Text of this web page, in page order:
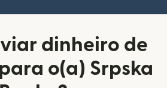
dinheiro de
o(a) Srpska